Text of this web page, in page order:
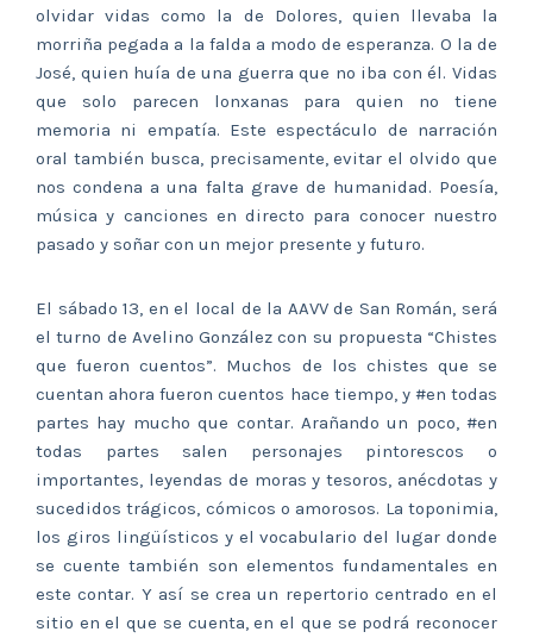
olvidar vidas como la de Dolores, quien llevaba la
morriña pegada a la falda a modo de esperanza. O la de
José, quien huía de una guerra que no iba con él. Vidas
que solo parecen lonxanas para quien no tiene
memoria ni empatía. Este espectáculo de narración
oral también busca, precisamente, evitar el olvido que
nos condena a una falta grave de humanidad. Poesía,
música y canciones en directo para conocer nuestro
pasado y soñar con un mejor presente y futuro.
El sábado 13, en el local de la AAVV de San Román, será
el turno de Avelino González con su propuesta “Chistes
que fueron cuentos”. Muchos de los chistes que se
cuentan ahora fueron cuentos hace tiempo, y #en todas
partes hay mucho que contar. Arañando un poco, #en
todas partes salen personajes pintorescos o
importantes, leyendas de moras y tesoros, anécdotas y
sucedidos trágicos, cómicos o amorosos. La toponimia,
los giros lingüísticos y el vocabulario del lugar donde
se cuente también son elementos fundamentales en
este contar. Y así se crea un repertorio centrado en el
sitio en el que se cuenta, en el que se podrá reconocer